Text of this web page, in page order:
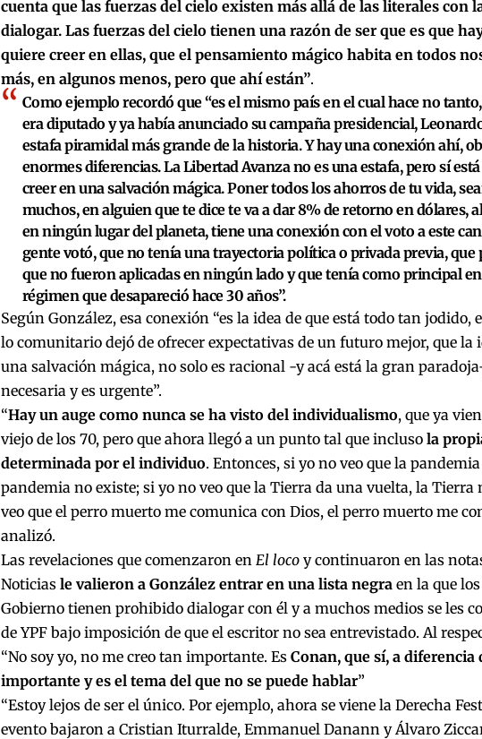
cuenta que las fuerzas del cielo existen más allá de las literales con
dialogar. Las fuerzas del cielo tienen una razón de ser que es que
quiere creer en ellas, que el pensamiento mágico habita en todos
más, en algunos menos, pero que ahí están”.
Como ejemplo recordó que “es el mismo país en el cual hace no
era diputado y ya había anunciado su campaña presidencial,
estafa piramidal más grande de la historia. Y hay una conexión ahí,
enormes diferencias.La Libertad Avanza no es una estafa, pero sí
creer en una salvación mágica. Poner todos los ahorros de tu vida,
muchos, en alguien que te dice te va a dar 8% de retorno en dólares,
en ningún lugar del planeta,tiene una conexión con el voto a este
gente votó, que no tenía una trayectoria política o privada previa, que
que no fueron aplicadas en ningún lado y que tenía como principal
régimen que desapareció hace 30 años”.
Según González, esa conexión “es la idea de que está todo tan jodido,
lo comunitario dejó de ofrecer expectativas de un futuro mejor, que la
una salvación mágica, no solo es racional -y acá está la gran
necesaria y es urgente”.
“Hay un auge como nunca se ha visto del individualismo, que ya
viejo de los 70, pero que ahora llegó a un punto tal que incluso la
determinada por el individuo. Entonces, si yo no veo que la
pandemia no existe; si yo no veo que la Tierra da una vuelta, la Tierra
veo que el perro muerto me comunica con Dios, el perro muerto me
analizó.
Las revelaciones que comenzaron en El loco y continuaron en las
Noticias le valieron a González entrar en una lista negra en la que
Gobierno tienen prohibido dialogar con él y a muchos medios se les
de YPF bajo imposición de que el escritor no sea entrevistado. Al
“No soy yo, no me creo tan importante. Es Conan, que sí, a diferencia
importante y es el tema del que no se puede hablar”
“Estoy lejos de ser el único. Por ejemplo, ahora se viene la Derecha
evento bajaron a Cristian Iturralde, Emmanuel Danann y Álvaro